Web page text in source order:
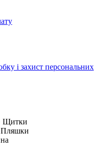
і захист персональних
Щитки
Пляшки